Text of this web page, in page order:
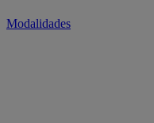
Modalidades